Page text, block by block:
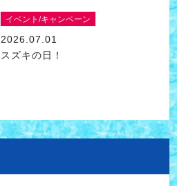
イベント/キャンペーン
2026.07.01
スズキの日！